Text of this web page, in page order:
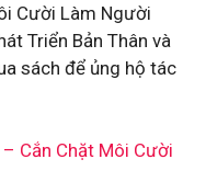
Cười Làm Người
Triển Bản Thân và
sách để ủng hộ tác
Cắn Chặt Môi Cười